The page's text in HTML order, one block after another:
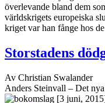
överlevande bland dem
världskrigets europeiska
kriget var han fånge hos
Storstadens
Av Christian Swalander
Anders Steinvall – Det
[3 juni,